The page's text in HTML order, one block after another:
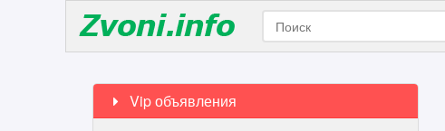
Vip объявления